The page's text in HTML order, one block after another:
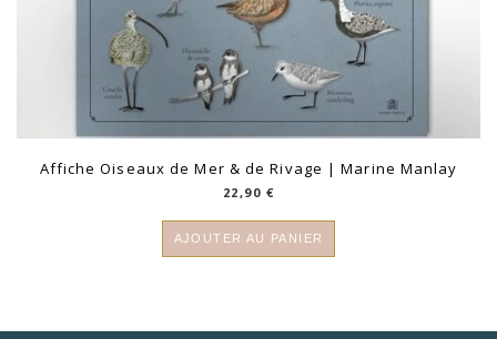
Affiche Oiseaux de Mer & de Rivage | Marine Manlay
22,90 €
AJOUTER AU PANIER